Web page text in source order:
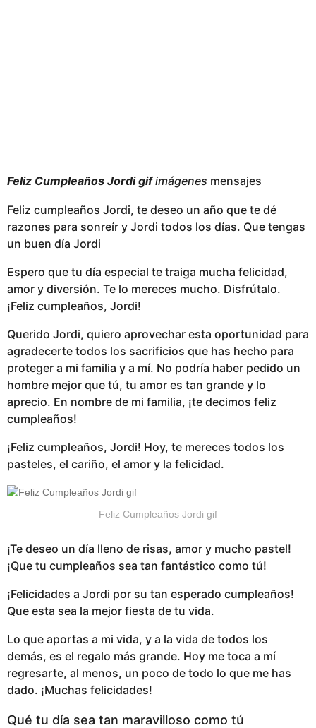
Feliz Cumpleaños Jordi gifimágenes mensajes
Feliz cumpleaños Jordi, te deseo un año que te dé
razones para sonreír y Jordi todos los días. Que tengas
un buen día Jordi
Espero que tu día especial te traiga mucha felicidad,
amor y diversión. Te lo mereces mucho. Disfrútalo.
¡Feliz cumpleaños, Jordi!
Querido Jordi, quiero aprovechar esta oportunidad para
agradecerte todos los sacrificios que has hecho para
proteger a mi familia y a mí. No podría haber pedido un
hombre mejor que tú, tu amor es tan grande y lo
aprecio. En nombre de mi familia, ¡te decimos feliz
cumpleaños!
¡Feliz cumpleaños, Jordi! Hoy, te mereces todos los
pasteles, el cariño, el amor y la felicidad.
Feliz Cumpleaños Jordi gif
¡Te deseo un día lleno de risas, amor y mucho pastel!
¡Que tu cumpleaños sea tan fantástico como tú!
¡Felicidades a Jordi por su tan esperado cumpleaños!
Que esta sea la mejor fiesta de tu vida.
Lo que aportas a mi vida, y a la vida de todos los
demás, es el regalo más grande. Hoy me toca a mí
regresarte, al menos, un poco de todo lo que me has
dado. ¡Muchas felicidades!
Qué tu día sea tan maravilloso como tú